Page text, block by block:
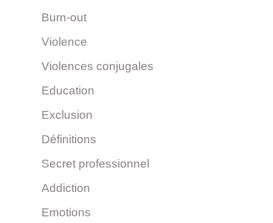
Burn-out
Violence
Violences conjugales
Education
Exclusion
Définitions
Secret professionnel
Addiction
Emotions